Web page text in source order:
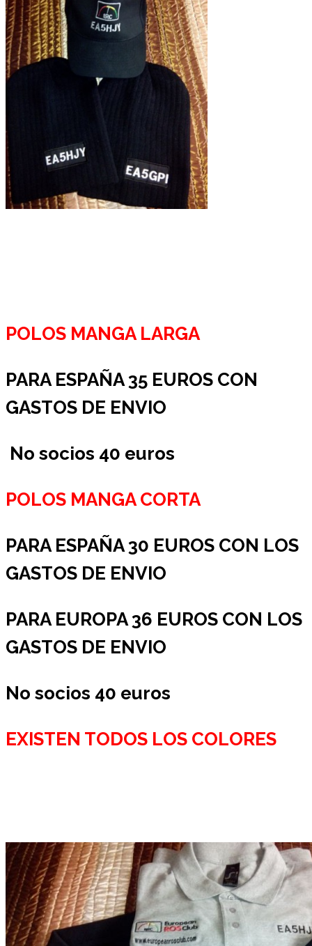
POLOS MANGA LARGA
PARA ESPAÑA 35 EUROS CON
GASTOS DE ENVIO
No socios 40 euros
POLOS MANGA CORTA
PARA ESPAÑA 30 EUROS CON LOS
GASTOS DE ENVIO
PARA EUROPA 36 EUROS CON LOS
GASTOS DE ENVIO
No socios 40 euros
EXISTEN TODOS LOS COLORES